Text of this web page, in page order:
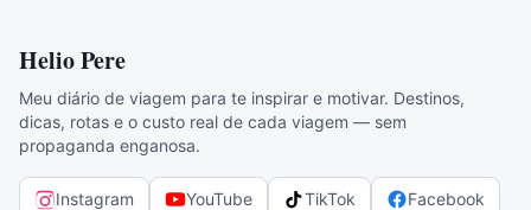
Helio Pere
Meu diário de viagem para te inspirar e motivar. Destinos,
dicas, rotas e o custo real de cada viagem — sem
propaganda enganosa.
Instagram YouTube TikTok Facebook